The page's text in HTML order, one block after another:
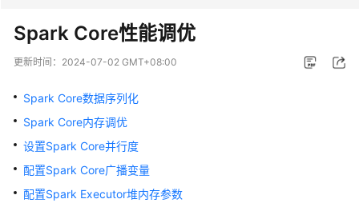
新
动
务
公
告
产
Spark Core性能调优
更新时间： 2024-07-02 GMT+08:00
Spark Core数据序列化
Spark Core内存调优
设置Spark Core并行度
配置Spark Core广播变量
配置Spark Executor堆内存参数